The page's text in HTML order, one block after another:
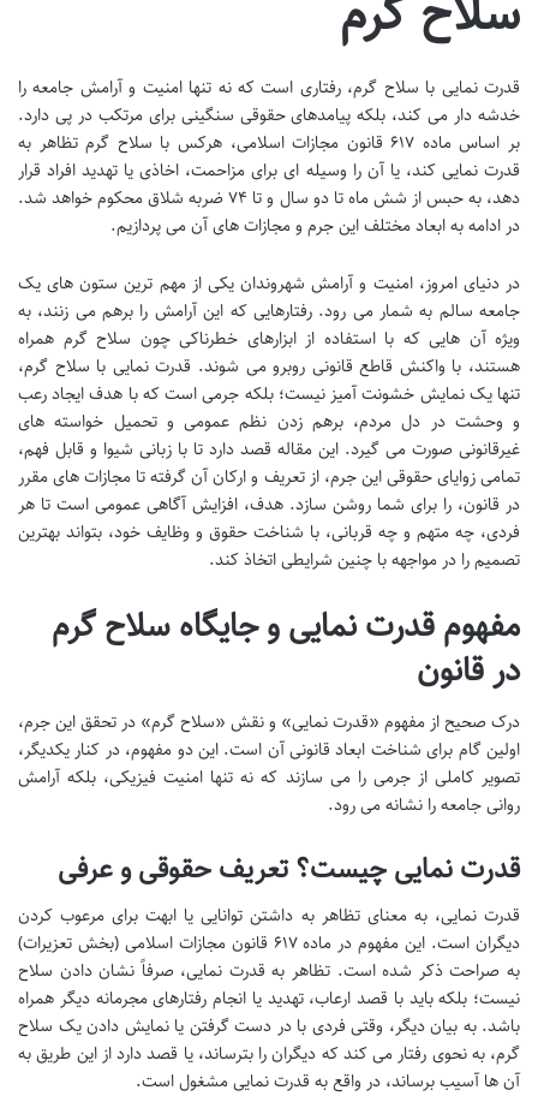
قدرت نمایی با سلاح گرم، رفتاری است که نه تنها امنیت و آرامش جامعه را
خدشه دار می کند، بلکه پیامدهای حقوقی سنگینی برای مرتکب در پی دارد.
بر اساس ماده ۶۱۷ قانون مجازات اسلامی، هرکس با سلاح گرم تظاهر به
قدرت نمایی کند، یا آن را وسیله ای برای مزاحمت، اخاذی یا تهدید افراد قرار
دهد، به حبس از شش ماه تا دو سال و تا ۷۴ ضربه شلاق محکوم خواهد شد.
در ادامه به ابعاد مختلف این جرم و مجازات های آن می پردازیم.
در دنیای امروز، امنیت و آرامش شهروندان یکی از مهم ترین ستون های یک
جامعه سالم به شمار می رود. رفتارهایی که این آرامش را برهم می زنند، به
ویژه آن هایی که با استفاده از ابزارهای خطرناکی چون سلاح گرم همراه
هستند، با واکنش قاطع قانونی روبرو می شوند. قدرت نمایی با سلاح گرم،
تنها یک نمایش خشونت آمیز نیست؛ بلکه جرمی است که با هدف ایجاد رعب
و وحشت در دل مردم، برهم زدن نظم عمومی و تحمیل خواسته های
غیرقانونی صورت می گیرد. این مقاله قصد دارد تا با زبانی شیوا و قابل فهم،
تمامی زوایای حقوقی این جرم، از تعریف و ارکان آن گرفته تا مجازات های مقرر
در قانون، را برای شما روشن سازد. هدف، افزایش آگاهی عمومی است تا هر
فردی، چه متهم و چه قربانی، با شناخت حقوق و وظایف خود، بتواند بهترین
تصمیم را در مواجهه با چنین شرایطی اتخاذ کند.
مفهوم قدرت نمایی و جایگاه سلاح گرم
در قانون
درک صحیح از مفهوم «قدرت نمایی» و نقش «سلاح گرم» در تحقق این جرم،
اولین گام برای شناخت ابعاد قانونی آن است. این دو مفهوم، در کنار یکدیگر،
تصویر کاملی از جرمی را می سازند که نه تنها امنیت فیزیکی، بلکه آرامش
روانی جامعه را نشانه می رود.
قدرت نمایی چیست؟ تعریف حقوقی و عرفی
قدرت نمایی، به معنای تظاهر به داشتن توانایی یا ابهت برای مرعوب کردن
دیگران است. این مفهوم در ماده ۶۱۷ قانون مجازات اسلامی (بخش تعزیرات)
به صراحت ذکر شده است. تظاهر به قدرت نمایی، صرفاً نشان دادن سلاح
نیست؛ بلکه باید با قصد ارعاب، تهدید یا انجام رفتارهای مجرمانه دیگر همراه
باشد. به بیان دیگر، وقتی فردی با در دست گرفتن یا نمایش دادن یک سلاح
گرم، به نحوی رفتار می کند که دیگران را بترساند، یا قصد دارد از این طریق به
آن ها آسیب برساند، در واقع به قدرت نمایی مشغول است.